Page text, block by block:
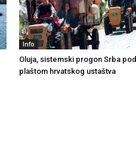
Info
Oluja, sistemski progon Srba pod
plaštom hrvatskog ustaštva